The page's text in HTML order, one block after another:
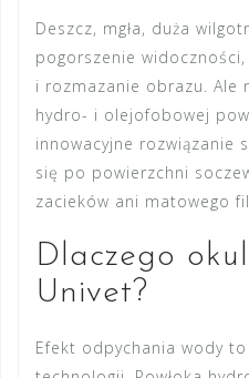
Deszcz, mgła, duża
pogorszenie
i rozmazanie obrazu. Ale
hydro- i olejofobowej
innowacyjne rozwiązanie
się po powierzchni
zacieków ani matowego
Dlaczego
Univet?
Efekt odpychania wody